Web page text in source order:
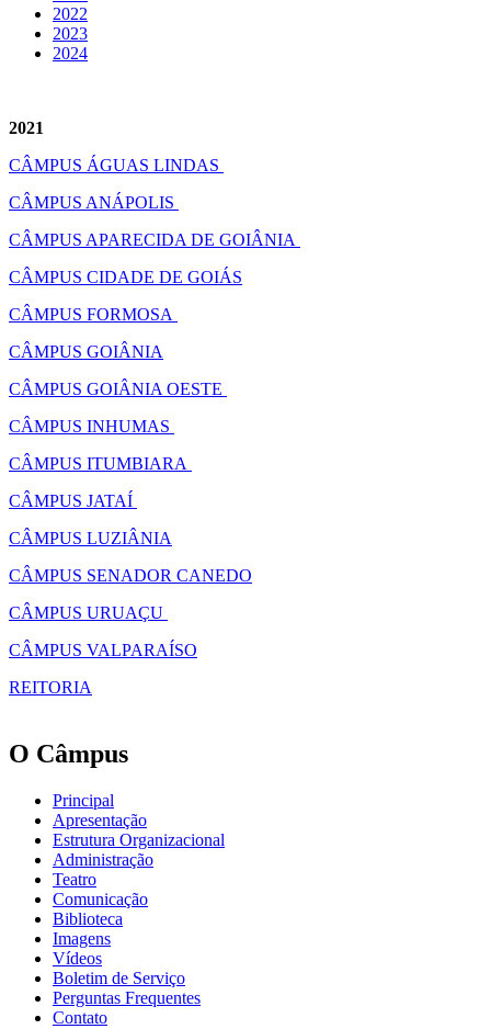
2022
2023
2024
2021
CÂMPUS ÁGUAS LINDAS
CÂMPUS ANÁPOLIS
CÂMPUS APARECIDA DE GOIÂNIA
CÂMPUS CIDADE DE GOIÁS
CÂMPUS FORMOSA
CÂMPUS GOIÂNIA
CÂMPUS GOIÂNIA OESTE
CÂMPUS INHUMAS
CÂMPUS ITUMBIARA
CÂMPUS JATAÍ
CÂMPUS LUZIÂNIA
CÂMPUS SENADOR CANEDO
CÂMPUS URUAÇU
CÂMPUS VALPARAÍSO
REITORIA
O Câmpus
Principal
Apresentação
Estrutura Organizacional
Administração
Teatro
Comunicação
Biblioteca
Imagens
Vídeos
Boletim de Serviço
Perguntas Frequentes
Contato